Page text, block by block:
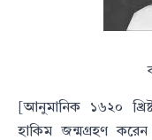
[আনুমানিক ১৬২০
হাকিম জন্মগ্রহণ